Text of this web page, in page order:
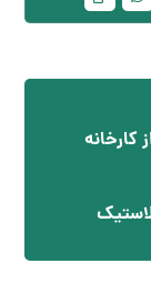
کارخانه